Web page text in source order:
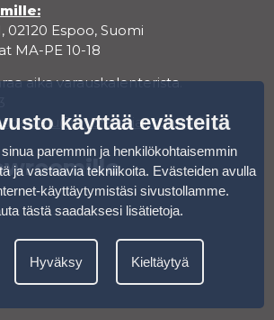
02120 Espoo, Suomi
MA-PE 10-18
aika varauskalenterista.
asiantuntija.fi
käyttää evästeitä
paremmin ja henkilökohtaisemmin
ja vastaavia tekniikoita. Evästeiden avulla
käyttäytymistäsi sivustollamme.
tästä saadaksesi lisätietoja.
Hyväksy Kieltäytyä